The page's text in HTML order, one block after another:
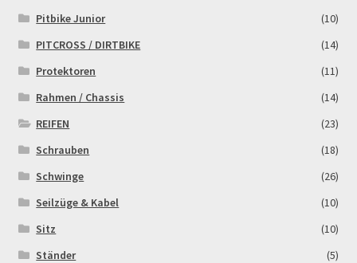
Pitbike Junior
(10)
PITCROSS / DIRTBIKE
(14)
Protektoren
(11)
Rahmen / Chassis
(14)
REIFEN
(23)
Schrauben
(18)
Schwinge
(26)
Seilzüge & Kabel
(10)
Sitz
(10)
Ständer
(5)